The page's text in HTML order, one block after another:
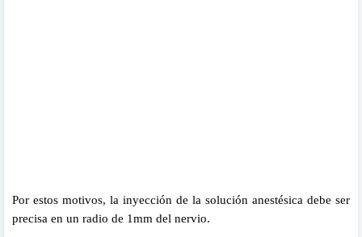
Por estos motivos, la inyección de la solución anestésica debe ser
precisa en un radio de 1mm del nervio.